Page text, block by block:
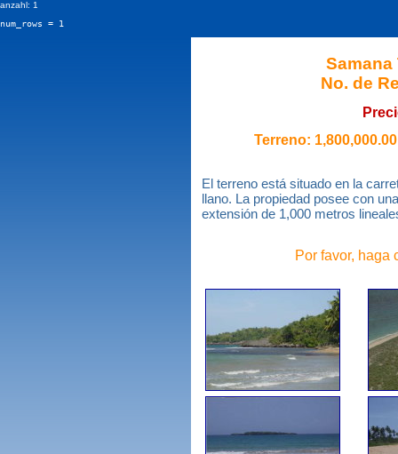
anzahl: 1
num_rows = 1
Samana
No. de
Terreno:
El terreno está situado en la
llano. La propiedad posee con
extensión de 1,000 metros
Por favor, haga